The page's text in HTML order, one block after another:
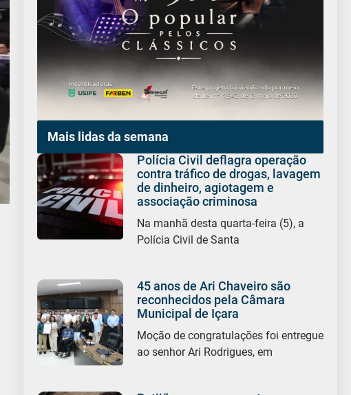
Mais lidas da semana
Polícia Civil deflagra operação
contra tráfico de drogas, lavagem
de dinheiro, agiotagem e
associação criminosa
Na manhã desta quarta-feira (5), a
Polícia Civil de Santa
45 anos de Ari Chaveiro são
reconhecidos pela Câmara
Municipal de Içara
Moção de congratulações foi entregue
ao senhor Ari Rodrigues, em